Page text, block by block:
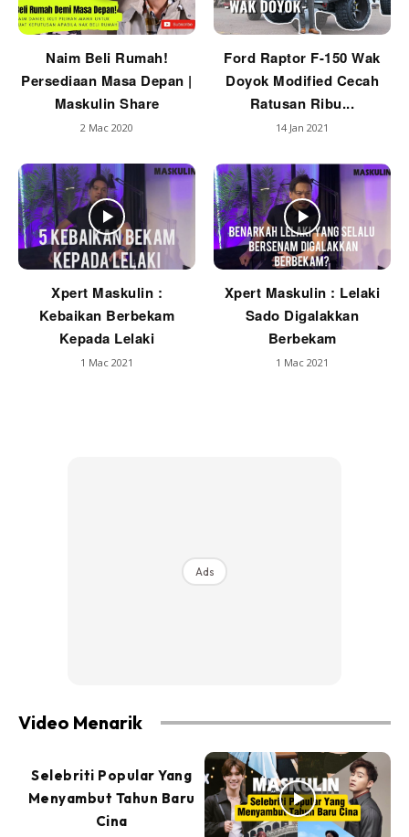
Naim Beli Rumah!
Persediaan Masa Depan |
Maskulin Share
2 Mac 2020
Ford Raptor F-150 Wak
Doyok Modified Cecah
Ratusan Ribu...
14 Jan 2021
Xpert Maskulin :
Kebaikan Berbekam
Kepada Lelaki
1 Mac 2021
Xpert Maskulin : Lelaki
Sado Digalakkan
Berbekam
1 Mac 2021
Ads
Video Menarik
Selebriti Popular Yang
Menyambut Tahun Baru
Cina